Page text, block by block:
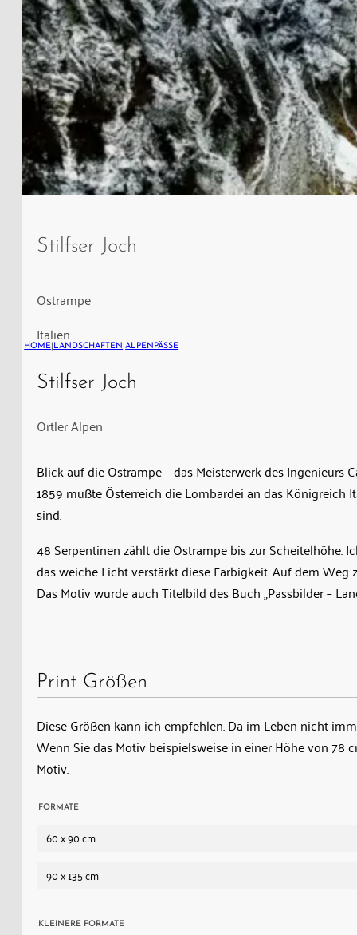
des
Stilfser
ein
Carlo
erbaut
1820–
1826
Verbindung
von
Tirol
Lombardei.
Die
Aufnahme
Serpentinen
herbstlichen
Licht
und
Grenz-
Kriegsgeschichte
Stilfser Joch
Ostrampe
Italien
HOME LANDSCHAFTEN |ALPENPÄSSE
Stilfser Joch
Ortler Alpen
Blick auf die Ostrampe – das Meisterwerk des
1859 mußte Österreich die Lombardei an das Königreich
sind.
48 Serpentinen zählt die Ostrampe bis zur Scheitelhöhe.
das weiche Licht verstärkt diese Farbigkeit. Auf dem
Das Motiv wurde auch Titelbild des Buch „Passbilder –
Print Größen
Diese Größen kann ich empfehlen. Da im Leben nicht
Wenn Sie das Motiv beispielsweise in einer Höhe von 78
Motiv.
FORMATE
60 x 90 cm
90 x 135 cm
KLEINERE FORMATE